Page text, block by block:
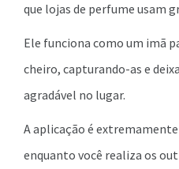
que lojas de perfume usam
Ele funciona como um imã
cheiro, capturando-as e
agradável no lugar.
A aplicação é
enquanto você realiza os